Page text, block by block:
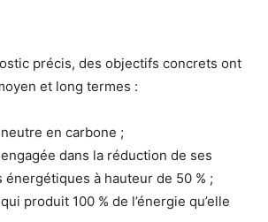
précis, des objectifs concrets ont
et long termes :
en carbone ;
dans la réduction de ses
énergétiques à hauteur de 50 % ;
produit 100 % de l’énergie qu’elle